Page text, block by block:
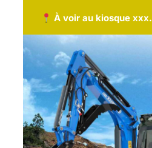
À voir au kiosque xxx.